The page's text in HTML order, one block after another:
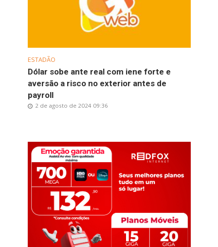
ESTADÃO
Dólar sobe ante real com iene forte e
aversão a risco no exterior antes de
payroll
2 de agosto de 2024 09:36